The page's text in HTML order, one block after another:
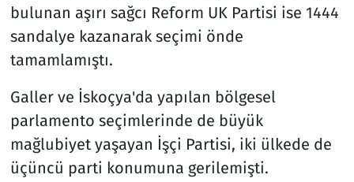
bulunan aşırı sağcı Reform UK Partisi ise 1444
sandalye kazanarak seçimi önde
tamamlamıştı.
Galler ve İskoçya'da yapılan bölgesel
parlamento seçimlerinde de büyük
mağlubiyet yaşayan İşçi Partisi, iki ülkede de
üçüncü parti konumuna gerilemişti.